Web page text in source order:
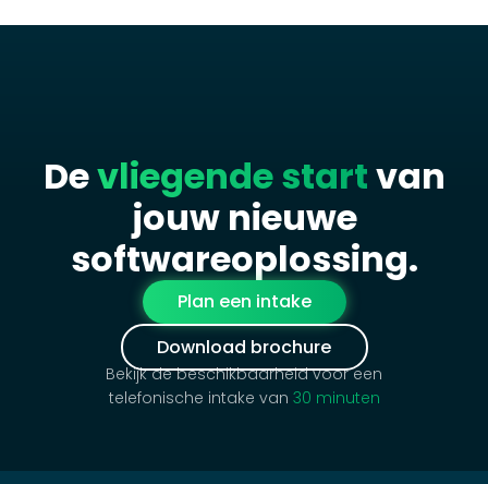
gestart. Zo kun je sneller besluiten of je doorgaat, bijstuurt
Devliegende startvan
jouw nieuwe
softwareoplossing.
Plan een intake
Download brochure
Bekijk de beschikbaarheid voor een
telefonische intake van 30 minuten